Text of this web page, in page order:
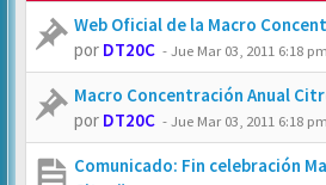
Web Oficial de la Macro
por DT20C -Jue Mar 03, 2011 6:18 pm
Macro Concentración Anual
por DT20C -Jue Mar 03, 2011 6:18 pm
Comunicado: Fin celebración